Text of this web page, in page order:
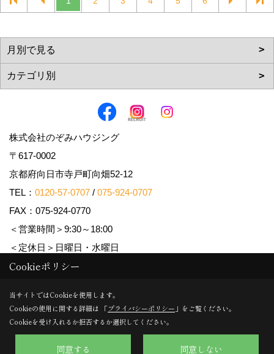
株式会社のぞみハウジング
〒617-0002
京都府向日市寺戸町向畑52-12
TEL： 0120-57-0707 / 075-924-0707
FAX：075-924-0770
＜営業時間＞9:30～18:00
＜定休日＞日曜日・水曜日
Copyright (c) Nozomi Housing. All Rights Reserved.
Produced byゴデスクリエイト
Cookieポリシー
当サイトではCookieを使用します。
Cookieの使用に関する詳細は 「プライバシーポリシー 」をご覧ください。
Cookieを受け入れるか拒否するか選択してください。
同意する 同意しない